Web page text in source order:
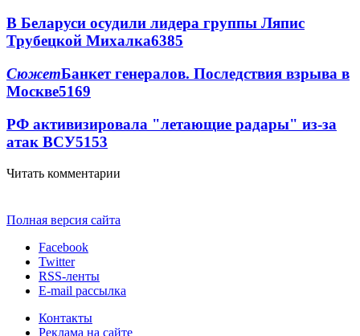
В Беларуси осудили лидера группы Ляпис
Трубецкой Михалка6385
СюжетБанкет генералов. Последствия взрыва в
Москве5169
РФ активизировала "летающие радары" из-за
атак ВСУ5153
Читать комментарии
Полная версия сайта
Facebook
Twitter
RSS-ленты
E-mail рассылка
Контакты
Реклама на сайте